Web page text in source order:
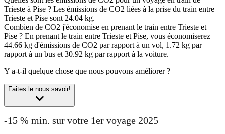
Trieste à Pise ? Les émissions de CO2 liées à la prise du train entre
Trieste et Pise sont 24.04 kg.
Combien de CO2 j'économise en prenant le train entre Trieste et
Pise ? En prenant le train entre Trieste et Pise, vous économiserez
44.66 kg d'émissions de CO2 par rapport à un vol, 1.72 kg par
rapport à un bus et 30.92 kg par rapport à la voiture.
Y a-t-il quelque chose que nous pouvons améliorer ?
Faites le nous savoir!
-15 % min. sur votre 1er voyage 2025